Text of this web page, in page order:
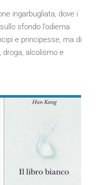
ingarbugliata, dove i
sfondo l’odierna
e principesse, ma di
droga, alcolismo e